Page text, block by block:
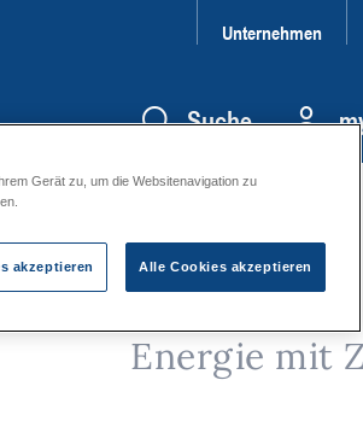
Unternehmen
Suche
Energie mit
Gerät zu, um die Websitenavigation zu
akzeptieren Alle Cookies akzeptieren